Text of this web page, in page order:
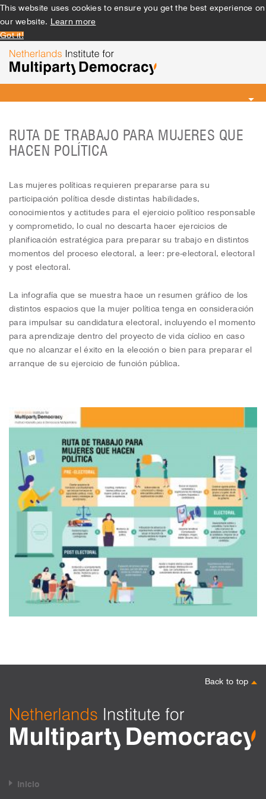
This website uses cookies to ensure you get the best experience on
our website. Learn more
Got it!
Toggle
RUTA DE TRABAJO PARA MUJERES QUE
HACEN POLÍTICA
Las mujeres políticas requieren prepararse para su
participación política desde distintas habilidades,
conocimientos y actitudes para el ejercicio político responsable
y comprometido, lo cual no descarta hacer ejercicios de
planificación estratégica para preparar su trabajo en distintos
momentos del proceso electoral, a leer: pre-electoral, electoral
y post electoral.
La infografía que se muestra hace un resumen gráfico de los
distintos espacios que la mujer política tenga en consideración
para impulsar su candidatura electoral, incluyendo el momento
para aprendizaje dentro del proyecto de vida cíclico en caso
que no alcanzar el éxito en la elección o bien para preparar el
arranque de su ejercicio de función pública.
Back to top
Inicio